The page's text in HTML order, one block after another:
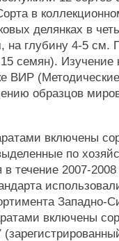
в
делянках в
на глубину 4-5 см.
семян). Изучение
ВИР
образцов
включены
по
течение 2007-
Западно-
включены